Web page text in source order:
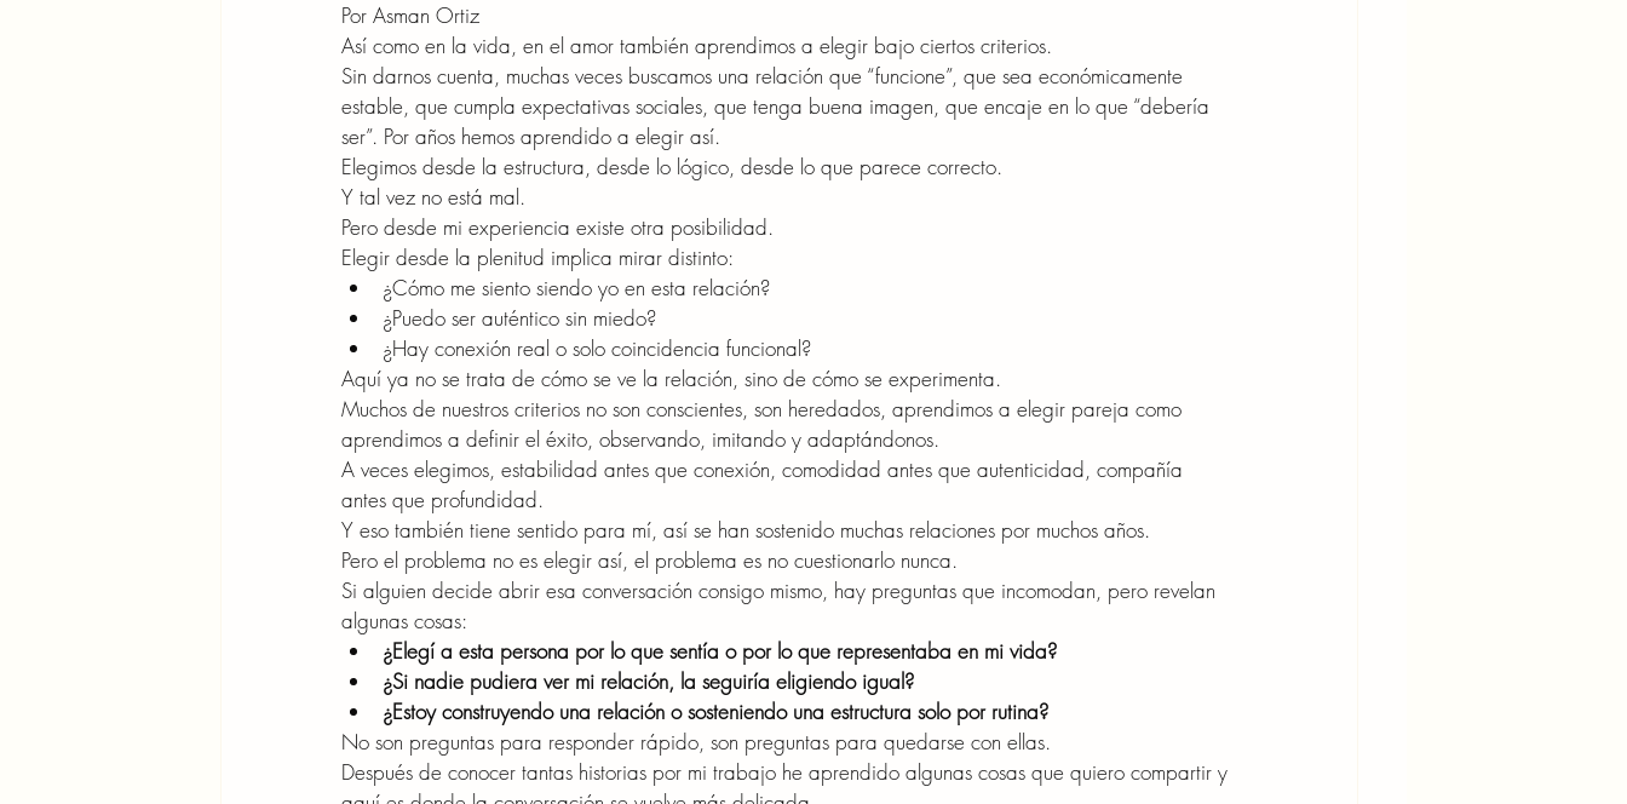
Por Asman Ortiz
Así como en la vida, en el amor también aprendimos a elegir bajo ciertos criterios.
Sin darnos cuenta, muchas veces buscamos una relación que “funcione”, que sea económicamente
estable, que cumpla expectativas sociales, que tenga buena imagen, que encaje en lo que “debería
ser”. Por años hemos aprendido a elegir así.
Elegimos desde la estructura, desde lo lógico, desde lo que parece correcto.
Y tal vez no está mal.
Pero desde mi experiencia existe otra posibilidad.
Elegir desde la plenitud implica mirar distinto:
¿Cómo me siento siendo yo en esta relación?
¿Puedo ser auténtico sin miedo?
¿Hay conexión real o solo coincidencia funcional?
Aquí ya no se trata de cómo se ve la relación, sino de cómo se experimenta.
Muchos de nuestros criterios no son conscientes, son heredados, aprendimos a elegir pareja como
aprendimos a definir el éxito, observando, imitando y adaptándonos.
A veces elegimos, estabilidad antes que conexión, comodidad antes que autenticidad, compañía
antes que profundidad.
Y eso también tiene sentido para mí, así se han sostenido muchas relaciones por muchos años.
Pero el problema no es elegir así, el problema es no cuestionarlo nunca.
Si alguien decide abrir esa conversación consigo mismo, hay preguntas que incomodan, pero revelan
algunas cosas:
¿Elegí a esta persona por lo que sentía o por lo que representaba en mi vida?
¿Si nadie pudiera ver mi relación, la seguiría eligiendo igual?
¿Estoy construyendo una relación o sosteniendo una estructura solo por rutina?
No son preguntas para responder rápido, son preguntas para quedarse con ellas.
Después de conocer tantas historias por mi trabajo he aprendido algunas cosas que quiero compartir y